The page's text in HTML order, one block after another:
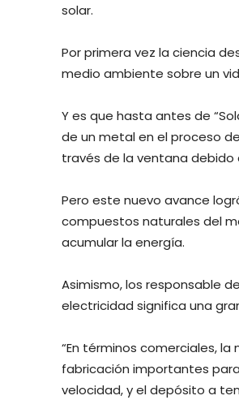
solar.
Por primera vez la ciencia
medio ambiente sobre un
Y es que hasta antes de
de un metal en el proceso
través de la ventana debido
Pero este nuevo avance
compuestos naturales del
acumular la energía.
Asimismo, los responsable
electricidad significa una
“En términos comerciales,
fabricación importantes
velocidad, y el depósito a